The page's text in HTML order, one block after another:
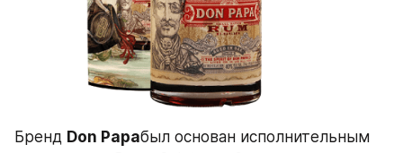
Бренд Don Papaбыл основан исполнительным